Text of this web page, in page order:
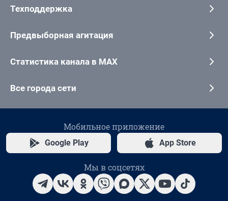
Техподдержка
Предвыборная агитация
Статистика канала в MAX
Все города сети
Мобильное приложение
Google Play App Store
Мы в соцсетях